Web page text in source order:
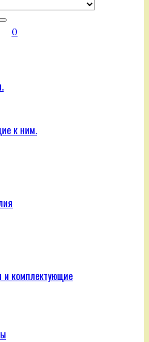
0
к ним.
и комплектующие